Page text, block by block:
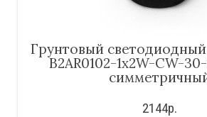
Грунтовый
B2AR0102-1x2W-CW-
2144р.